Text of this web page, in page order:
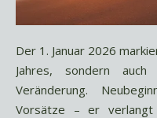
Der 1. Januar 2026 markiert nicht nur den Start eines neuen
Jahres, sondern
Veränderung.
Vorsätze – er verlangt